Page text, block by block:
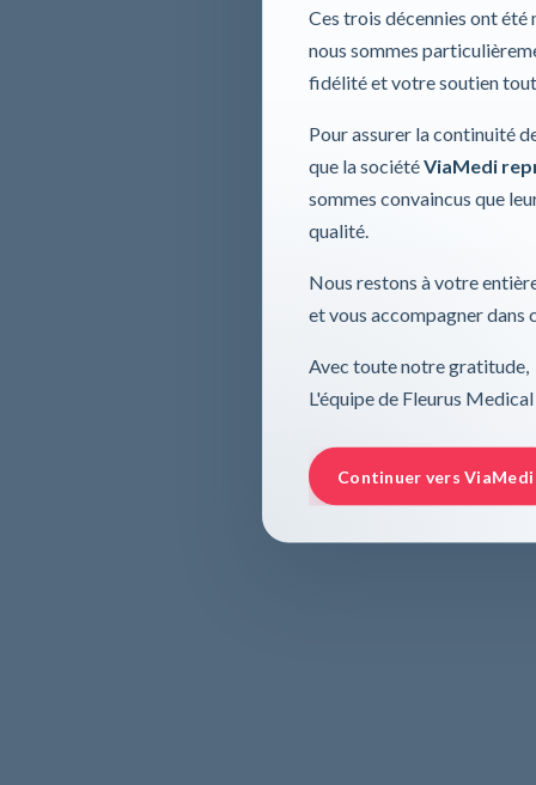
Ces trois décennies ont
nous sommes
fidélité et votre soutien
Pour assurer la continuité
que la sociétéViaMedi
sommes convaincus que
qualité.
Nous restons à votre
et vous accompagner dans
Avec toute notre gratitude,
L'équipe de Fleurus Medical
Continuer vers ViaMedi